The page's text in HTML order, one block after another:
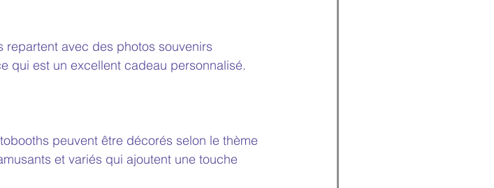
repartent avec des photos souvenirs
qui est un excellent cadeau personnalisé.
peuvent être décorés selon le thème
et variés qui ajoutent une touche